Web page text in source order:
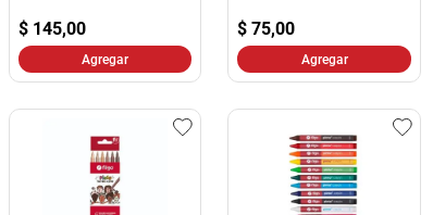
$ 145,00
Agregar
$ 75,00
Agregar